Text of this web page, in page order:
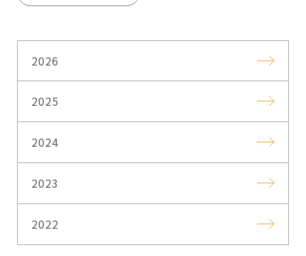
2026
2025
2024
2023
2022